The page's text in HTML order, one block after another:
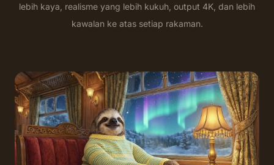
lebih kaya, realisme yang lebih kukuh, output 4K, dan lebih
kawalan ke atas setiap rakaman.